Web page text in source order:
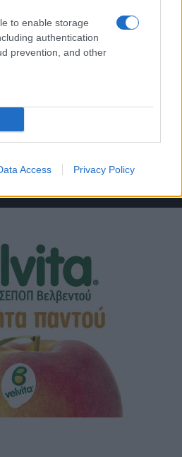
to enable storage
authentication
prevention, and other
Access Privacy Policy